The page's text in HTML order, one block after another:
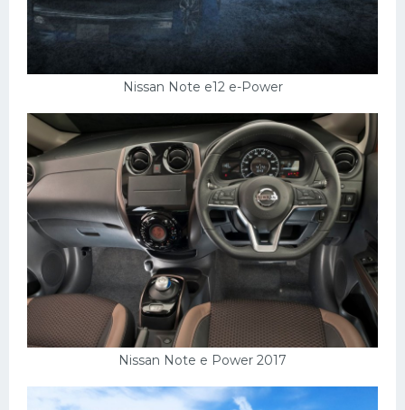
Nissan Note e12 e-Power
Nissan Note e Power 2017